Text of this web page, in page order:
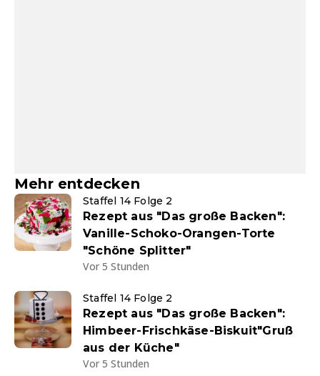
Mehr entdecken
Staffel 14 Folge 2
Rezept aus "Das große Backen":
Vanille-Schoko-Orangen-Torte
"Schöne Splitter"
Vor 5 Stunden
Staffel 14 Folge 2
Rezept aus "Das große Backen":
Himbeer-Frischkäse-Biskuit"Gruß
aus der Küche"
Vor 5 Stunden